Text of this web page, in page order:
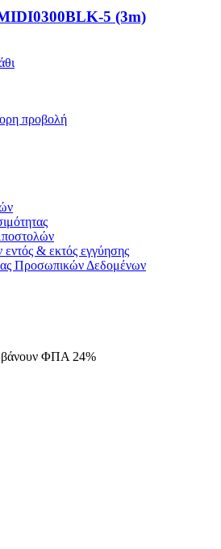
5 (3m)
προβολή
εντός & εκτός εγγύησης
Προσωπικών Δεδομένων
ΦΠΑ 24%